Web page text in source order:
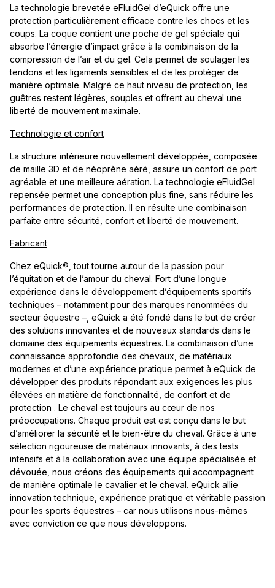
La technologie brevetée eFluidGel d’eQuick offre une
protection particulièrement efficace contre les chocs et les
coups. La coque contient une poche de gel spéciale qui
absorbe l’énergie d’impact grâce à la combinaison de la
compression de l’air et du gel. Cela permet de soulager les
tendons et les ligaments sensibles et de les protéger de
manière optimale. Malgré ce haut niveau de protection, les
guêtres restent légères, souples et offrent au cheval une
liberté de mouvement maximale.
Technologie et confort
La structure intérieure nouvellement développée, composée
de maille 3D et de néoprène aéré, assure un confort de port
agréable et une meilleure aération. La technologie eFluidGel
repensée permet une conception plus fine, sans réduire les
performances de protection. Il en résulte une combinaison
parfaite entre sécurité, confort et liberté de mouvement.
Fabricant
Chez eQuick®, tout tourne autour de la passion pour
l’équitation et de l’amour du cheval. Fort d’une longue
expérience dans le développement d’équipements sportifs
techniques – notamment pour des marques renommées du
secteur équestre –, eQuick a été fondé dans le but de créer
des solutions innovantes et de nouveaux standards dans le
domaine des équipements équestres. La combinaison d’une
connaissance approfondie des chevaux, de matériaux
modernes et d’une expérience pratique permet à eQuick de
développer des produits répondant aux exigences les plus
élevées en matière de fonctionnalité, de confort et de
protection . Le cheval est toujours au cœur de nos
préoccupations. Chaque produit est est conçu dans le but
d’améliorer la sécurité et le bien-être du cheval. Grâce à une
sélection rigoureuse de matériaux innovants, à des tests
intensifs et à la collaboration avec une équipe spécialisée et
dévouée, nous créons des équipements qui accompagnent
de manière optimale le cavalier et le cheval. eQuick allie
innovation technique, expérience pratique et véritable passion
pour les sports équestres – car nous utilisons nous-mêmes
avec conviction ce que nous développons.